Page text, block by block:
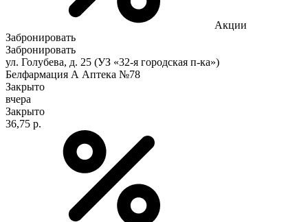
Акции
Забронировать
Забронировать
ул. Голубева, д. 25 (УЗ «32-я городская п-ка»)
Белфармация А Аптека №78
Закрыто
вчера
Закрыто
36,75 р.